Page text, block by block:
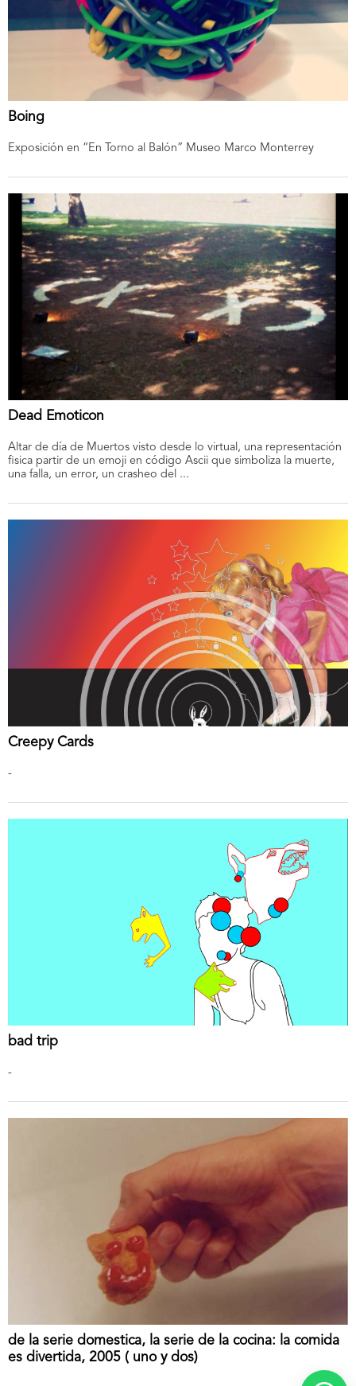
Boing
Exposición en “En Torno al Balón” Museo Marco Monterrey
Dead Emoticon
Altar de día de Muertos visto desde lo virtual, una representación
fisica partir de un emoji en código Ascii que simboliza la muerte,
una falla, un error, un crasheo del ...
Creepy Cards
-
bad trip
-
de la serie domestica, la serie de la cocina: la comida
es divertida, 2005 ( uno y dos)